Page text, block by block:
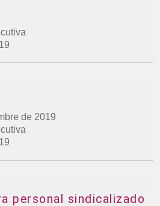
de 2019
personal sindicalizado